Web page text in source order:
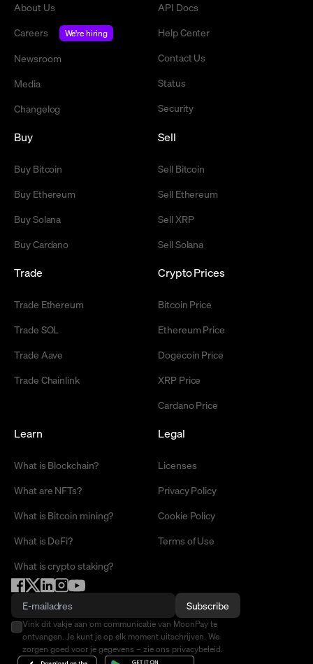
About Us
Careers
We're hiring
Newsroom
Media
Changelog
API Docs
Help Center
Contact Us
Status
Security
Buy
Buy Bitcoin
Buy Ethereum
Buy Solana
Buy Cardano
Sell
Sell Bitcoin
Sell Ethereum
Sell XRP
Sell Solana
Trade
Trade Ethereum
Trade SOL
Trade Aave
Trade Chainlink
Crypto Prices
Bitcoin Price
Ethereum Price
Dogecoin Price
XRP Price
Cardano Price
Learn
What is Blockchain?
What are NFTs?
What is Bitcoin mining?
What is DeFi?
What is crypto staking?
Legal
Licenses
Privacy Policy
Cookie Policy
Terms of Use
Subscribe
Vink dit vakje aan om communicatie van MoonPay te
ontvangen. Je kunt je op elk moment uitschrijven. We
zorgen goed voor je gegevens – zie ons privacybeleid.